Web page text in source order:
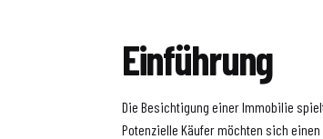
Einführung
Die Besichtigung einer Immobilie
Potenzielle Käufer möchten sich